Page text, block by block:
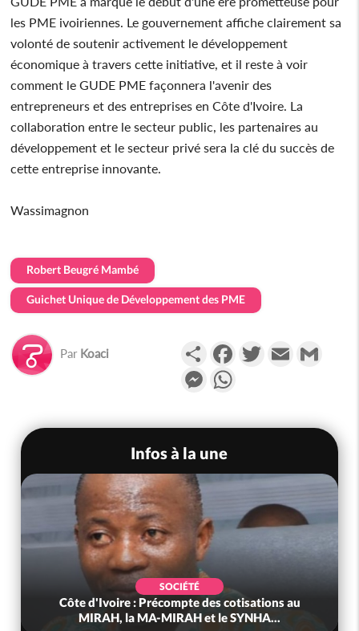
les PME ivoiriennes. Le gouvernement affiche clairement sa
volonté de soutenir activement le développement
économique à travers cette initiative, et il reste à voir
comment le GUDE PME façonnera l'avenir des
entrepreneurs et des entreprises en Côte d'Ivoire. La
collaboration entre le secteur public, les partenaires au
développement et le secteur privé sera la clé du succès de
cette entreprise innovante.
Wassimagnon
Robert Beugré Mambé
Guichet Unique de Développement des PME
Par Koaci PartagerFacebookTwitterEmail
Messenger
Infos à la une
SOCIÉTÉ
Côte d'Ivoire : Précompte des cotisations au
MIRAH, la MA-MIRAH et le SYNHA...